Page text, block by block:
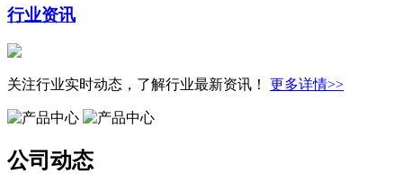
行业资讯
关注行业实时动态，了解行业最新资讯！ 更多详情>>
公司动态